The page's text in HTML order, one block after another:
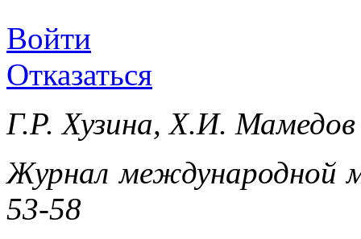
Войти
Отказаться
Г.Р. Хузина, Х.И. Мамедов
Журнал международной
53-58